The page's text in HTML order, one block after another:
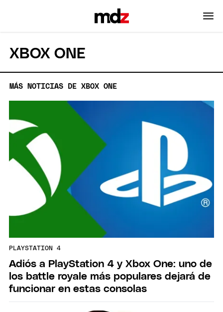
XBOX ONE
MÁS NOTICIAS DE XBOX ONE
PLAYSTATION 4
Adiós a PlayStation 4 y Xbox One: uno de
los battle royale más populares dejará de
funcionar en estas consolas